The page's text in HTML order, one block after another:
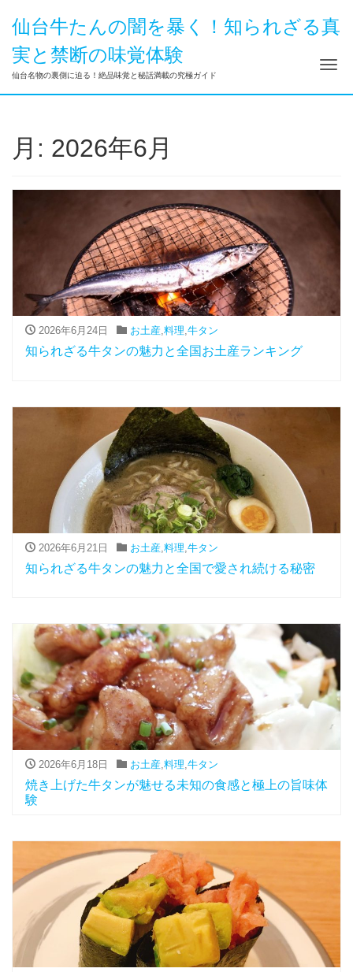
仙台牛たんの闇を暴く！知られざる真
実と禁断の味覚体験
仙台名物の裏側に迫る！絶品味覚と秘話満載の究極ガイド ナ
月: 2026年6月
2026年6月24日 お土産,料理,牛タン
知られざる牛タンの魅力と全国お土産ランキング
2026年6月21日 お土産, 料理 牛タン
知られざる牛タンの魅力と全国で愛され続ける秘密
2026年6月18日 お土産,料理,牛タン
焼き上げた牛タンが魅せる未知の食感と極上の旨味体
験